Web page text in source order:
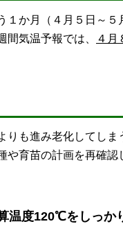
か月（４月５日～５
気温予報では、
４月
も進み老化してしま
育苗の計画を再確
温度120℃をしっか